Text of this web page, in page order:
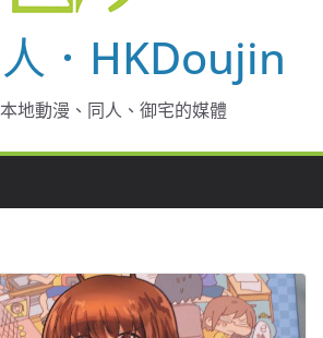
．HKDoujin
地動漫、同人、御宅的媒體